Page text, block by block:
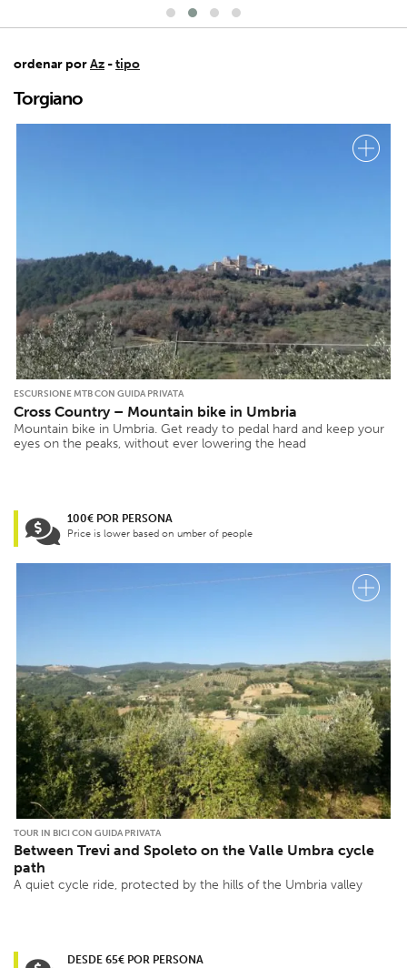
ordenar porAz -tipo
Torgiano
ESCURSIONE MTB CON GUIDA PRIVATA
Cross Country – Mountain bike in Umbria
Mountain bike in Umbria. Get ready to pedal hard and keep your
eyes on the peaks, without ever lowering the head
100€ POR PERSONA
Price is lower based on umber of people
TOUR IN BICI CON GUIDA PRIVATA
Between Trevi and Spoleto on the Valle Umbra cycle
path
A quiet cycle ride, protected by the hills of the Umbria valley
DESDE 65€ POR PERSONA